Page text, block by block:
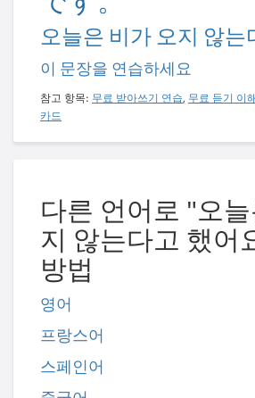
오늘은 비가 오지 않는
이 문장을 연습하세요
참고 항목: 무료 받아쓰기 연습, 무료 듣기 이
카드
다른 언어로 "오
지 않는다고 했어
방법
영어
프랑스어
스페인어